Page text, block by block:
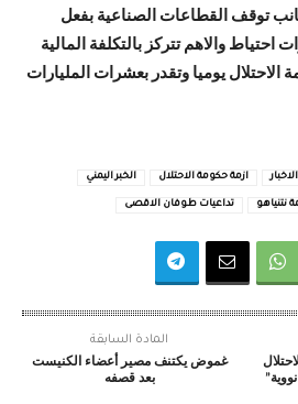
توقف القطاعات الصناعية بفعل
احتياط والاهم تتركز بالتكلفة المالية
يوميا وتقدر بعشرات المليارات
ازمة حكومة الاحتلال الخبر اليمني
نتنياهو تداعيات طوفان الاقصى
المادة السابقة
غموض يكتنف مصير أعضاء الكنيست
بعد قصفه